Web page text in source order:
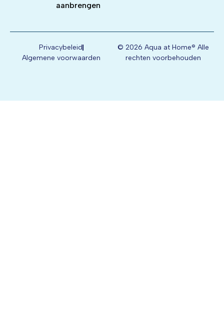
aanbrengen
© 2026 Aqua at Home® Alle
rechten voorbehouden
Privacybeleid
Algemene voorwaarden